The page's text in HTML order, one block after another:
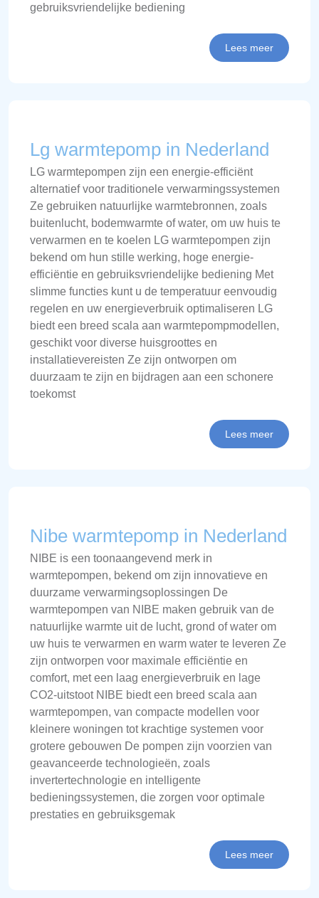
gebruiksvriendelijke bediening
Lees meer
Lg warmtepomp in Nederland
LG warmtepompen zijn een energie-efficiënt
alternatief voor traditionele verwarmingssystemen
Ze gebruiken natuurlijke warmtebronnen, zoals
buitenlucht, bodemwarmte of water, om uw huis te
verwarmen en te koelen LG warmtepompen zijn
bekend om hun stille werking, hoge energie-
efficiëntie en gebruiksvriendelijke bediening Met
slimme functies kunt u de temperatuur eenvoudig
regelen en uw energieverbruik optimaliseren LG
biedt een breed scala aan warmtepompmodellen,
geschikt voor diverse huisgroottes en
installatievereisten Ze zijn ontworpen om
duurzaam te zijn en bijdragen aan een schonere
toekomst
Lees meer
Nibe warmtepomp in Nederland
NIBE is een toonaangevend merk in
warmtepompen, bekend om zijn innovatieve en
duurzame verwarmingsoplossingen De
warmtepompen van NIBE maken gebruik van de
natuurlijke warmte uit de lucht, grond of water om
uw huis te verwarmen en warm water te leveren Ze
zijn ontworpen voor maximale efficiëntie en
comfort, met een laag energieverbruik en lage
CO2-uitstoot NIBE biedt een breed scala aan
warmtepompen, van compacte modellen voor
kleinere woningen tot krachtige systemen voor
grotere gebouwen De pompen zijn voorzien van
geavanceerde technologieën, zoals
invertertechnologie en intelligente
bedieningssystemen, die zorgen voor optimale
prestaties en gebruiksgemak
Lees meer